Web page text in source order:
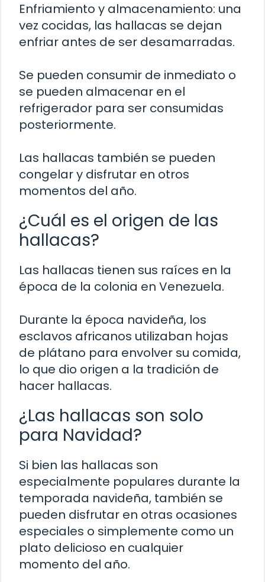
Enfriamiento y almacenamiento: una
vez cocidas, las hallacas se dejan
enfriar antes de ser desamarradas.
Se pueden consumir de inmediato o
se pueden almacenar en el
refrigerador para ser consumidas
posteriormente.
Las hallacas también se pueden
congelar y disfrutar en otros
momentos del año.
¿Cuál es el origen de las
hallacas?
Las hallacas tienen sus raíces en la
época de la colonia en Venezuela.
Durante la época navideña, los
esclavos africanos utilizaban hojas
de plátano para envolver su comida,
lo que dio origen a la tradición de
hacer hallacas.
¿Las hallacas son solo
para Navidad?
Si bien las hallacas son
especialmente populares durante la
temporada navideña, también se
pueden disfrutar en otras ocasiones
especiales o simplemente como un
plato delicioso en cualquier
momento del año.